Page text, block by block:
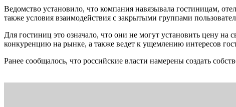
Ведомство установило, что компания навязывала гостиницам,
также условия взаимодействия с закрытыми группами
Для гостиниц это означало, что они не могут установить цену
конкуренцию на рынке, а также ведет к ущемлению интересов
Ранее сообщалось, что российские власти намерены создать